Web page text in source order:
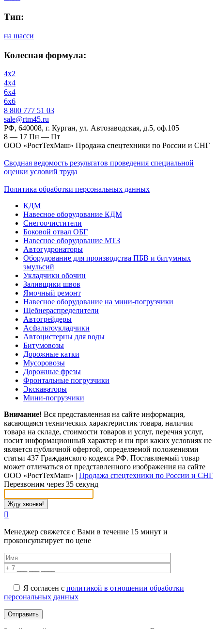
Тип:
на шасси
Колесная формула:
4x2
4х4
6х4
6х6
‎8 800 777 51 03
sale@rtm45.ru
РФ, 640008, г. Курган, ул. Автозаводская, д.5, оф.105
8 — 17 Пн — Пт
ООО «РостТехМаш» Продажа спецтехники по России и СНГ
Сводная ведомость результатов проведения специальной
оценки условий труда
Политика обработки персональных данных
КДМ
Навесное оборудование КДМ
Снегоочистители
Боковой отвал ОБГ
Навесное оборудование МТЗ
Автогудронаторы
Оборудование для производства ПБВ и битумных
эмульсий
Укладчики обочин
Заливщики швов
Ямочный ремонт
Навесное оборудование на мини-погрузчики
Щебнераспределители
Автогрейдеры
Асфальтоукладчики
Автоцистерны для воды
Битумовозы
Дорожные катки
Мусоровозы
Дорожные фрезы
Фронтальные погрузчики
Экскаваторы
Мини-погрузчики
Внимание! Вся представленная на сайте информация,
касающаяся технических характеристик товара, наличия
товара на складе, стоимости товаров и услуг, перечня услуг,
носит информационный характер и ни при каких условиях не
является публичной офертой, определяемой положениями
статьи 437 Гражданского кодекса РФ. Поставляемый товар
может отличаться от представленного изображения на сайте
ООО «РостТехМаш» | Продажа спецтехники по России и СНГ
Перезвоним через 35 секунд
Менеджер свяжется с Вами в течение 15 минут и
проконсультирует по цене
Я согласен с политикой в отношении обработки
персональных данных